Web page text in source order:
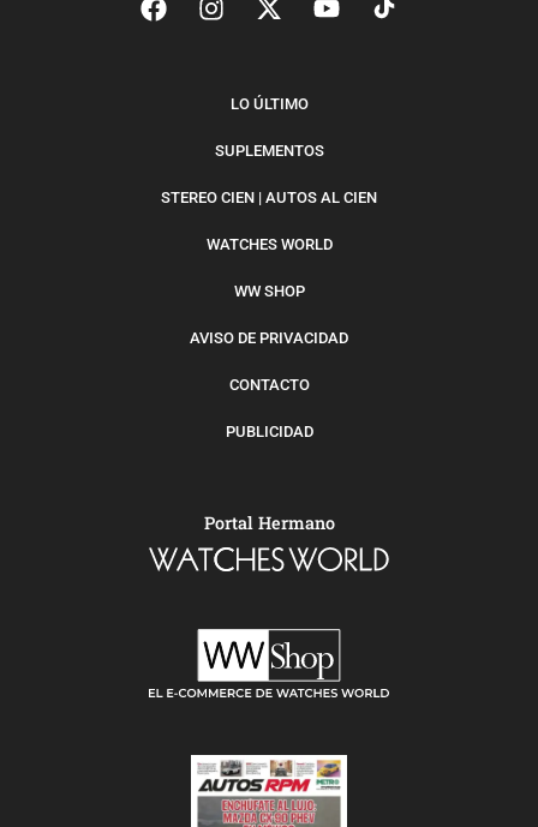
LO ÚLTIMO
SUPLEMENTOS
STEREO CIEN | AUTOS AL CIEN
WATCHES WORLD
WW SHOP
AVISO DE PRIVACIDAD
CONTACTO
PUBLICIDAD
Portal Hermano